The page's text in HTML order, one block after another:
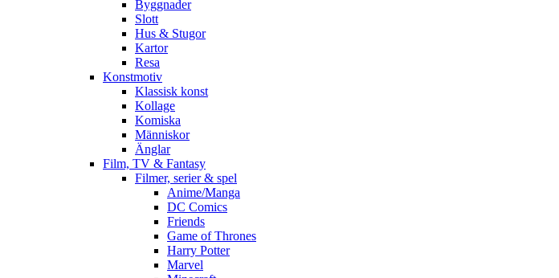
Byggnader
Slott
Hus & Stugor
Kartor
Resa
Konstmotiv
Klassisk konst
Kollage
Komiska
Människor
Änglar
Film, TV & Fantasy
Filmer, serier & spel
Anime/Manga
DC Comics
Friends
Game of Thrones
Harry Potter
Marvel